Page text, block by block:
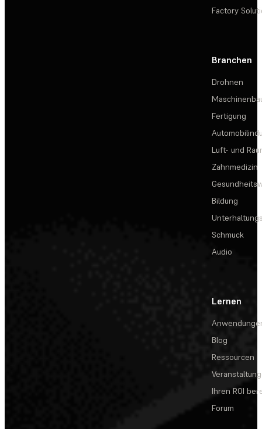
Factory
Branchen
Drohnen
Fertigung
Luft- und
Zahnmedizin
Bildung
Schmuck
Audio
Lernen
Blog
Ressourcen
Ihren ROI
Forum